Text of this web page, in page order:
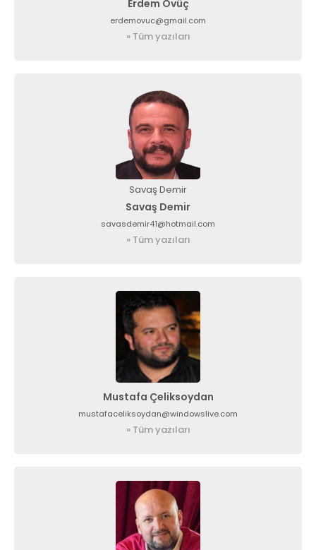
Erdem Övüç
erdemovuc@gmail.com
» Tüm yazıları
Savaş Demir
Savaş Demir
savasdemir41@hotmail.com
» Tüm yazıları
Mustafa Çeliksoydan
mustafaceliksoydan@windowslive.com
» Tüm yazıları
info@spor41.com